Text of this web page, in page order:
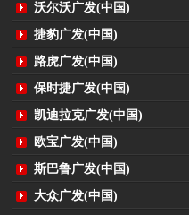
沃尔沃广发(中国)
捷豹广发(中国)
路虎广发(中国)
保时捷广发(中国)
凯迪拉克广发(中国)
欧宝广发(中国)
斯巴鲁广发(中国)
大众广发(中国)